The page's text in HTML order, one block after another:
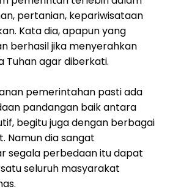
pertanian, kepariwisataan
Kata dia, apapun yang
berhasil jika menyerahkan
Tuhan agar diberkati.
pemerintahan pasti ada
pandangan baik antara
begitu juga dengan berbagai
Namun dia sangat
segala perbedaan itu dapat
seluruh masyarakat